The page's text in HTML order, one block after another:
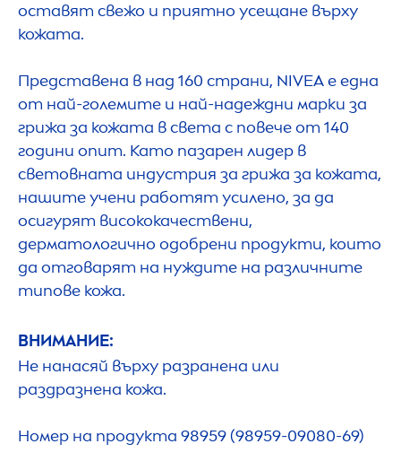
оставят свежо и приятно усещане върху
кожата.
Представена в над 160 страни, NIVEAе една
от най-големите и най-надеждни марки за
грижа за кожата в света с повече от 140
години опит. Като пазарен лидер в
световната индустрия за грижа за кожата,
нашите учени работят усилено, за да
осигурят висококачествени,
дерматологично одобрени продукти, които
да отговарят на нуждите на различните
типове кожа.
ВНИМАНИЕ:
Не нанасяй върху разранена или
раздразнена кожа.
Номер на продукта 98959 (98959-09080-69)